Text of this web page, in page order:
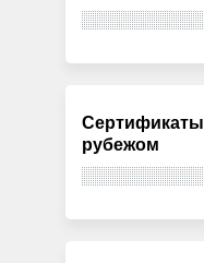
Сертификаты
рубежом